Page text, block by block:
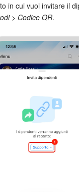
in cui vuoi invitare il
> Codice QR.